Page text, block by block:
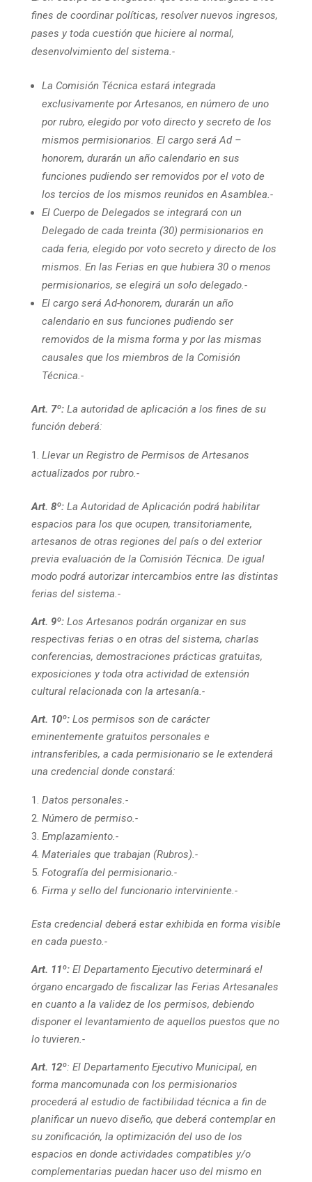
fines de coordinar políticas, resolver nuevos ingresos,
pases y toda cuestión que hiciere al normal,
desenvolvimiento del sistema.-
La Comisión Técnica estará integrada
exclusivamente por Artesanos, en número de uno
por rubro, elegido por voto directo y secreto de los
mismos permisionarios. El cargo será Ad –
honorem, durarán un año calendario en sus
funciones pudiendo ser removidos por el voto de
los tercios de los mismos reunidos en Asamblea.-
El Cuerpo de Delegados se integrará con un
Delegado de cada treinta (30) permisionarios en
cada feria, elegido por voto secreto y directo de los
mismos. En las Ferias en que hubiera 30 o menos
permisionarios, se elegirá un solo delegado.-
El cargo será Ad-honorem, durarán un año
calendario en sus funciones pudiendo ser
removidos de la misma forma y por las mismas
causales que los miembros de la Comisión
Técnica.-
Art. 7º:La autoridad de aplicación a los fines de su
función deberá:
Llevar un Registro de Permisos de Artesanos
actualizados por rubro.-
Art. 8º:La Autoridad de Aplicación podrá habilitar
espacios para los que ocupen, transitoriamente,
artesanos de otras regiones del país o del exterior
previa evaluación de la Comisión Técnica. De igual
modo podrá autorizar intercambios entre las distintas
ferias del sistema.-
Art. 9º:Los Artesanos podrán organizar en sus
respectivas ferias o en otras del sistema, charlas
conferencias, demostraciones prácticas gratuitas,
exposiciones y toda otra actividad de extensión
cultural relacionada con la artesanía.-
Art. 10º:Los permisos son de carácter
eminentemente gratuitos personales e
intransferibles, a cada permisionario se le extenderá
una credencial donde constará:
Datos personales.-
Número de permiso.-
Emplazamiento.-
Materiales que trabajan (Rubros).-
Fotografía del permisionario.-
Firma y sello del funcionario interviniente.-
Esta credencial deberá estar exhibida en forma visible
en cada puesto.-
Art. 11º:El Departamento Ejecutivo determinará el
órgano encargado de fiscalizar las Ferias Artesanales
en cuanto a la validez de los permisos, debiendo
disponer el levantamiento de aquellos puestos que no
lo tuvieren.-
Art. 12º: El Departamento Ejecutivo Municipal, en
forma mancomunada con los permisionarios
procederá al estudio de factibilidad técnica a fin de
planificar un nuevo diseño, que deberá contemplar en
su zonificación, la optimización del uso de los
espacios en donde actividades compatibles y/o
complementarias puedan hacer uso del mismo en